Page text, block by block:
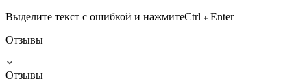
Выделите текст с ошибкой и нажмитеCtrl
Enter
Отзывы
Отзывы